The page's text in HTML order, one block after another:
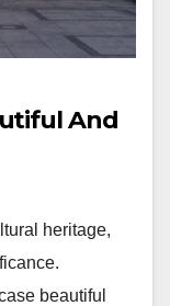
And
heritage,
beautiful